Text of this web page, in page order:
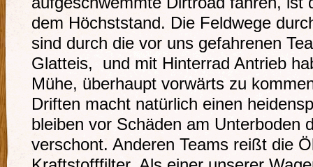
dem Höchststand. Die Feldwege
sind durch die vor uns gefahrenen
Glatteis, und mit Hinterrad Antrieb
Mühe, überhaupt vorwärts zu
Driften macht natürlich einen
bleiben vor Schäden am Unterboden
verschont. Anderen Teams reißt die